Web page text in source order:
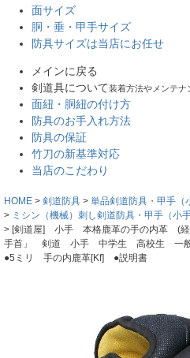
面サイズ
胴・垂・甲手サイズ
防具サイズは当店にお任せ
メインに戻る
剣道具について装着方法やメンテナ
面紐・胴紐の付け方
防具のお手入れ方法
防具の保証
竹刀の新基準対応
当店のこだわり
HOME 剣道防具
単品剣道防具・甲手（
ミシン（機械）刺し剣道防具・甲手（小手
[剣道屋] 小手 本格鹿革の手の内革 (経
手首」 剣道 小手 中学生 高校生
●5ミリ 手の内鹿革[Kf] ●説明書